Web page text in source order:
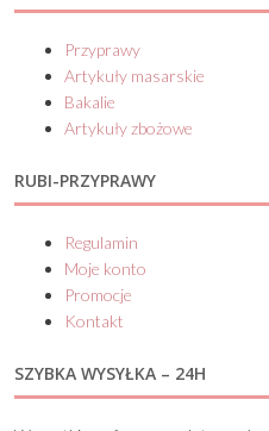
Przyprawy
Artykuły masarskie
Bakalie
Artykuły zbożowe
RUBI-PRZYPRAWY
Regulamin
Moje konto
Promocje
Kontakt
SZYBKA WYSYŁKA – 24H